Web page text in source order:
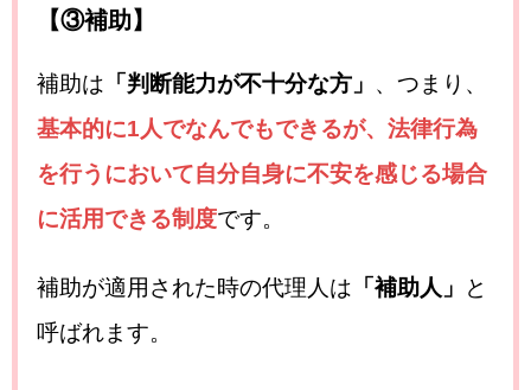
【③補助】
補助は 「判断能力が不十分な方」 、つまり、
基本的に1人でなんでもできるが、法律行為
を行うにおいて自分自身に不安を感じる場合
に活用できる制度です。
補助が適用された時の代理人は 「補助人」
と
呼ばれます。